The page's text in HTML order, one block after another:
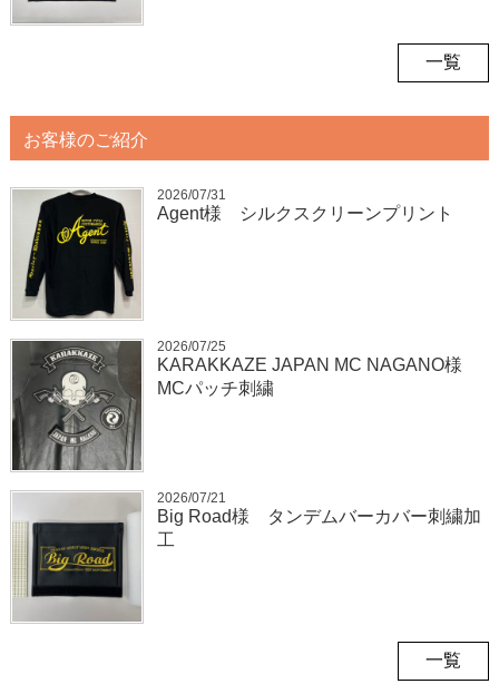
一覧
お客様のご紹介
2026/07/31
Agent様 シルクスクリーンプリント
2026/07/25
KARAKKAZE JAPAN MC NAGANO様
MCパッチ刺繍
2026/07/21
Big Road様 タンデムバーカバー刺繍加
工
一覧